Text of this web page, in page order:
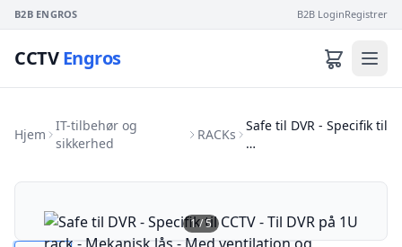
B2B ENGROS B2B LoginRegistrer
CCTVEngros
Hjem
IT-tilbehør og
sikkerhed
RACKs
Safe til DVR - Specifik til
…
1/5